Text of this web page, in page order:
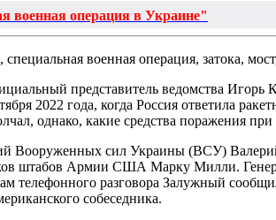
военная операция в Украине"
представитель ведомства Игорь
2022 года, когда Россия ответила
однако, какие средства поражения при
Вооруженных сил Украины (ВСУ)
штабов Армии США Марку Милли.
телефонного разговора Залужный
собеседника.